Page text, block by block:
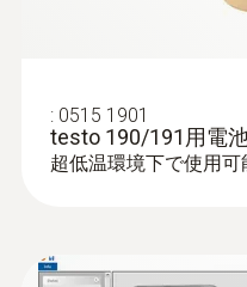
-20 ～ +50 °C
: 0515 1901
testo 190/191用電
超低温環境下で使用可